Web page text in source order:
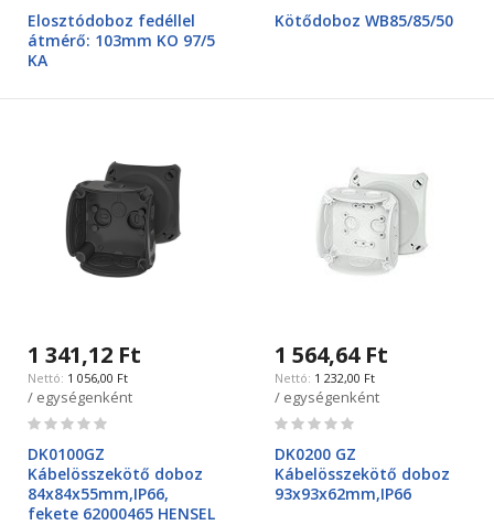
Elosztódoboz fedéllel
átmérő: 103mm KO 97/5
KA
Kötődoboz WB85/85/50
1 341,12 Ft
1 056,00 Ft
/ egységenként
Rating:
DK0100GZ
Kábelösszekötő doboz
84x84x55mm,IP66,
fekete 62000465 HENSEL
1 564,64 Ft
1 232,00 Ft
/ egységenként
Rating:
DK0200 GZ
Kábelösszekötő doboz
93x93x62mm,IP66